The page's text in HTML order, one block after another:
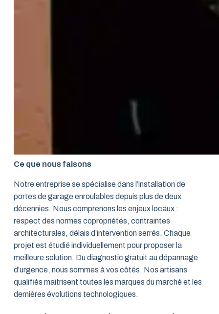
Ce que nous faisons
Notre entreprise se spécialise dans l’installation de
portes de garage enroulables depuis plus de deux
décennies. Nous comprenons les enjeux locaux :
respect des normes copropriétés, contraintes
architecturales, délais d’intervention serrés. Chaque
projet est étudié individuellement pour proposer la
meilleure solution. Du diagnostic gratuit au dépannage
d’urgence, nous sommes à vos côtés. Nos artisans
qualifiés maitrisent toutes les marques du marché et les
dernières évolutions technologiques.